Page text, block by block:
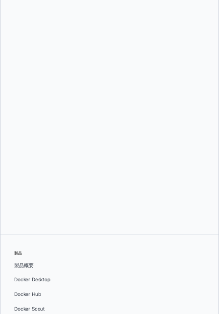
製品
製品概要
Docker Desktop
Docker Hub
Docker Scout